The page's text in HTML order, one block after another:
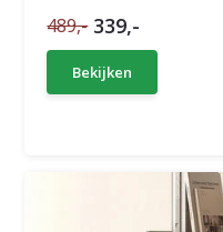
489,- 339,-
Bekijken